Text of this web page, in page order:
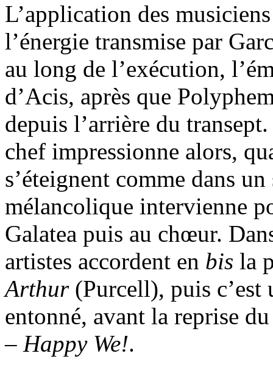
L’application des
l’énergie transmise par
au long de l’exécution,
d’Acis, après que
depuis l’arrière du
chef impressionne alors,
s’éteignent comme dans
mélancolique intervienne
Galatea puis au chœur.
artistes accordent en bis la
Arthur(Purcell), puis c’est
entonné, avant la reprise
– Happy We!.